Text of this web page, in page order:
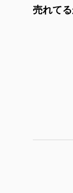
売れて